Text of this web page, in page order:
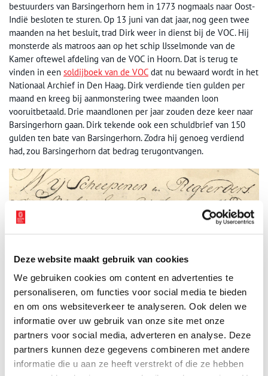
Deze website maakt gebruik van cookies
We gebruiken cookies om content en advertenties te
personaliseren, om functies voor social media te bieden
en om ons websiteverkeer te analyseren. Ook delen we
informatie over uw gebruik van onze site met onze
partners voor social media, adverteren en analyse. Deze
partners kunnen deze gegevens combineren met andere
informatie die u aan ze heeft verstrekt of die ze hebben
bestuurders van Barsingerhorn hem in 1773 nogmaals naar Oost-
Indië besloten te sturen. Op 13 juni van dat jaar, nog geen twee
maanden na het besluit, trad Dirk weer in dienst bij de VOC. Hij
monsterde als matroos aan op het schip IJsselmonde van de
Kamer oftewel afdeling van de VOC in Hoorn. Dat is terug te
vinden in een soldijboek van de VOC dat nu bewaard wordt in het
Nationaal Archief in Den Haag. Dirk verdiende tien gulden per
maand en kreeg bij aanmonstering twee maanden loon
vooruitbetaald. Drie maandlonen per jaar zouden deze keer naar
Barsingerhorn gaan. Dirk tekende ook een schuldbrief van 150
gulden ten bate van Barsingerhorn. Zodra hij genoeg verdiend
had, zou Barsingerhorn dat bedrag terugontvangen.
Detail uit het besluit om Dirk Duxs naar Oost-Indië te sturen vanwege ‘slegt
comportement’. Beeld: Regionaal Archief Alkmaar.
Overleden
De IJsselmonde bereikte Batavia in januari 1774. Op 27 oktober